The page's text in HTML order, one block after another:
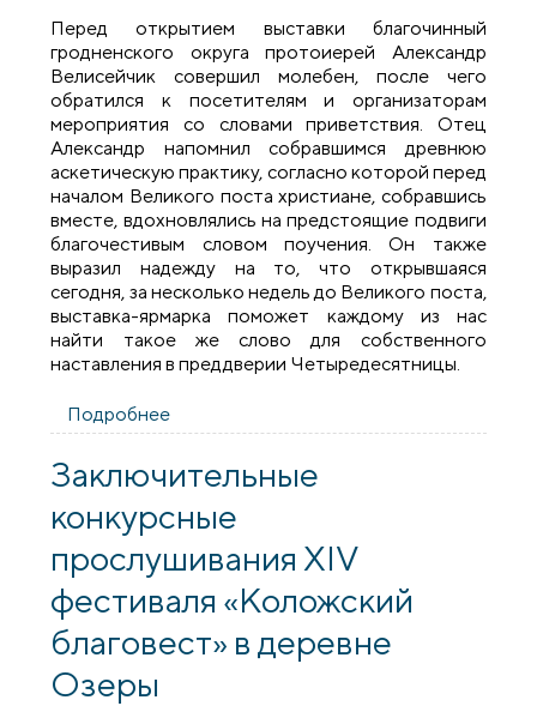
Перед открытием выставки благочинный
гродненского округа протоиерей Александр
Велисейчик совершил молебен, после чего
обратился к посетителям и организаторам
мероприятия со словами приветствия. Отец
Александр напомнил собравшимся древнюю
аскетическую практику, согласно которой перед
началом Великого поста христиане, собравшись
вместе, вдохновлялись на предстоящие подвиги
благочестивым словом поучения. Он также
выразил надежду на то, что открывшаяся
сегодня, за несколько недель до Великого поста,
выставка-ярмарка поможет каждому из нас
найти такое же слово для собственного
наставления в преддверии Четыредесятницы.
Подробнее
«Коложский благовест» открылась
Заключительные
конкурсные
прослушивания XIV
фестиваля «Коложский
благовест» в деревне
Озеры